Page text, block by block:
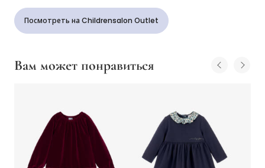
Посмотреть на Childrensalon Outlet
Вам может понравиться